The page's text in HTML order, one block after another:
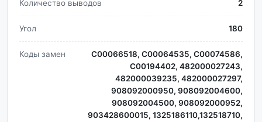
Количество выводов 2
Угол 180
Коды замен
C00066518, C00064535, C00074586,
C00194402, 482000027243,
482000039235, 482000027297,
908092000950, 908092004600,
908092004500, 908092000952,
903428600015, 1325186110,132518710,